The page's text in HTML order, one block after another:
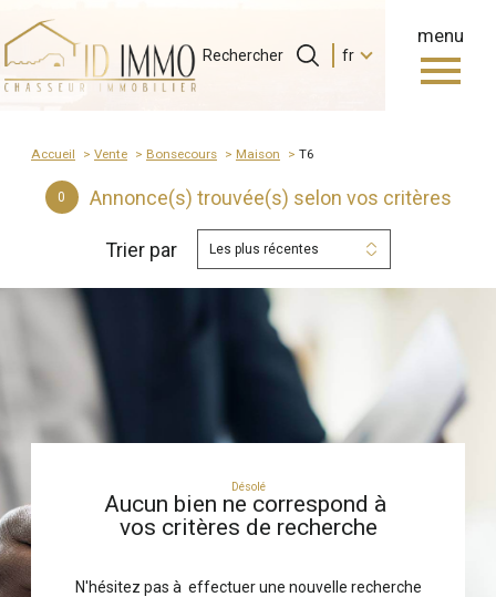
menu
Rechercher
fr
Accueil Rechercher
0
Langue
fr
Accueil Vente Bonsecours Maison t6
0 Annonce(s) trouvée(s) selon vos critères
Trier par Les plus récentes
Désolé
Aucun bien ne correspond à
vos critères de recherche
N'hésitez pas à effectuer une nouvelle recherche